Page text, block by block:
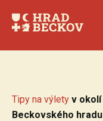
Tipy na výlety v okolí
Beckovského hradu